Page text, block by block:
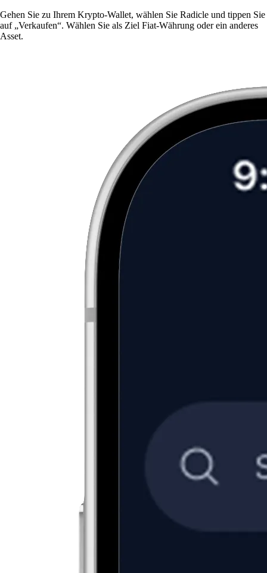
Gehen Sie zu Ihrem Krypto-Wallet, wählen Sie Radicle und tippen Sie
auf „Verkaufen“. Wählen Sie als Ziel Fiat-Währung oder ein anderes
Asset.